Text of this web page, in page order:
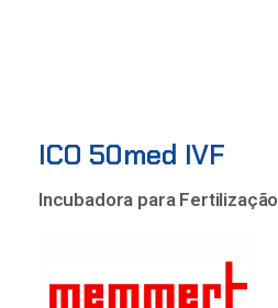
ICO 50med IVF
Incubadora para Fertilização